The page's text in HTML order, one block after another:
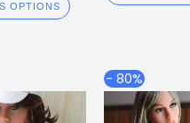
OPTIONS
Plage
deproduit
- 80%